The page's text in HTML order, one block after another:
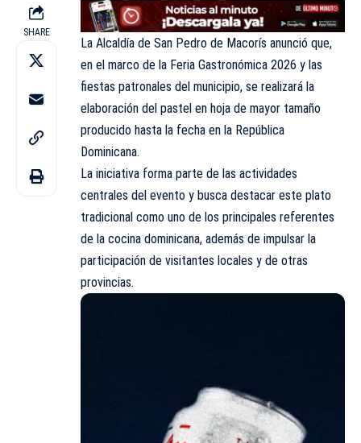
SHARE
La Alcaldía de San Pedro de Macorís anunció que,
en el marco de la Feria Gastronómica 2026 y las
fiestas patronales del municipio, se realizará la
elaboración del pastel en hoja de mayor tamaño
producido hasta la fecha en la República
Dominicana.
La iniciativa forma parte de las actividades
centrales del evento y busca destacar este plato
tradicional como uno de los principales referentes
de la cocina dominicana, además de impulsar la
participación de visitantes locales y de otras
provincias.